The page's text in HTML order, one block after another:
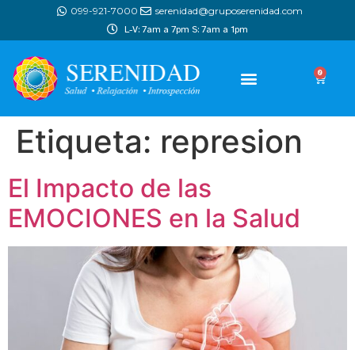
099-921-7000 serenidad@gruposerenidad.com
L-V: 7am a 7pm S: 7am a 1pm
0
Etiqueta: represion
El Impacto de las
EMOCIONES en la Salud